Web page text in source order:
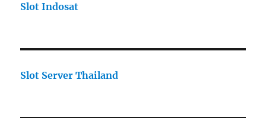
Slot Indosat
Slot Server Thailand